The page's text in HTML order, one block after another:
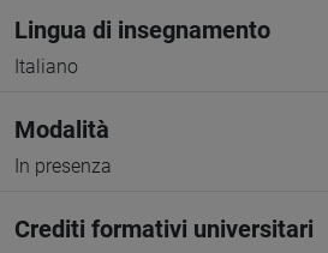
Lingua di insegnamento
Italiano
Modalità
In presenza
Crediti formativi universitari